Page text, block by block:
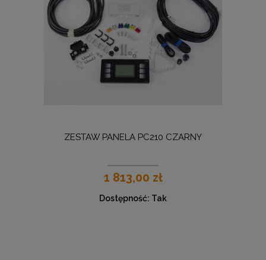
ZESTAW PANELA PC210 CZARNY
1 813,00 zł
Dostępność: Tak